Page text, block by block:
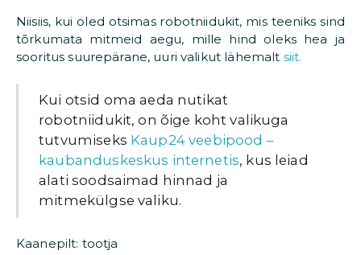
Niisiis, kui oled otsimas robotniidukit, mis teeniks sind
tõrkumata mitmeid aegu, mille hind oleks hea ja
sooritus suurepärane, uuri valikut lähemalt siit.
Kui otsid oma aeda nutikat
robotniidukit, on õige koht valikuga
tutvumiseks Kaup24 veebipood –
kaubanduskeskus internetis, kus leiad
alati soodsaimad hinnad ja
mitmekülgse valiku.
Kaanepilt: tootja